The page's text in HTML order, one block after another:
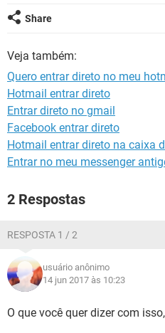
OUTLOOK
GUIA DE COMPRAS
Share
Veja também:
Quero entrar direto no meu
Hotmail entrar direto
Entrar direto no gmail
Facebook entrar direto
Hotmail entrar direto na caixa
Entrar no meu messenger
2 Respostas
RESPOSTA 1 / 2
usuário anônimo
14 jun 2017 às 10:23
O que você quer dizer com